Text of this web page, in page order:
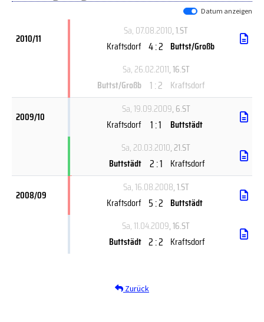
Datum anzeigen
2010/11
Sa, 07.08.2010, 1.ST
Kraftsdorf 4 : 2 Buttst/Großb
Sa, 26.02.2011, 16.ST
Buttst/Großb 1 : 2 Kraftsdorf
2009/10
Sa, 19.09.2009, 6.ST
Kraftsdorf 1 : 1
Buttstädt
Sa, 20.03.2010, 21.ST
Buttstädt 2 : 1 Kraftsdorf
2008/09
Sa, 16.08.2008, 1.ST
Kraftsdorf 5 : 2 Buttstädt
Sa, 11.04.2009, 16.ST
Buttstädt 2 : 2 Kraftsdorf
Zurück